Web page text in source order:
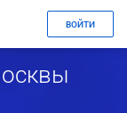
ВОЙТИ